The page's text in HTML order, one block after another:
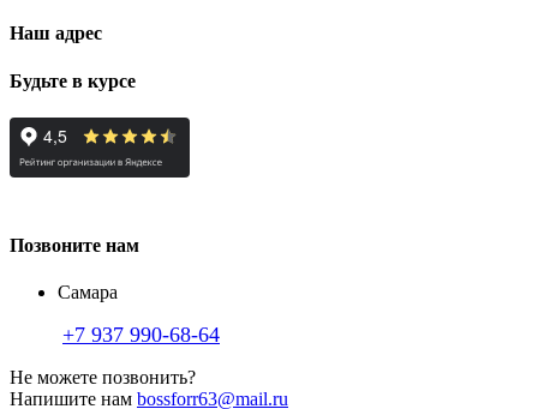
Наш адрес
Будьте в курсе
Позвоните нам
Самара
+7 937 990-68-64
Не можете позвонить?
Напишите нам bossforr63@mail.ru